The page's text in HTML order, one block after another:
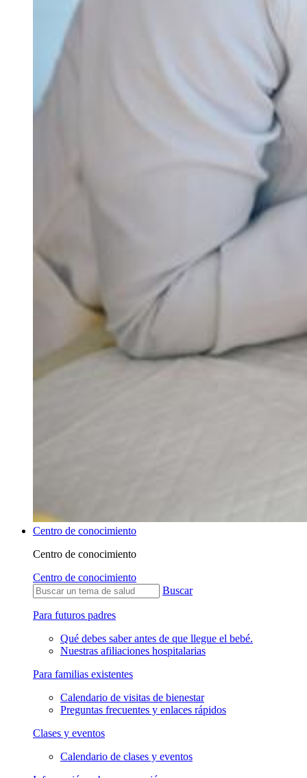
Centro de conocimiento
Centro de conocimiento
Centro de conocimiento
Buscar
Para futuros padres
Qué debes saber antes de que llegue el bebé.
Nuestras afiliaciones hospitalarias
Para familias existentes
Calendario de visitas de bienestar
Preguntas frecuentes y enlaces rápidos
Clases y eventos
Calendario de clases y eventos